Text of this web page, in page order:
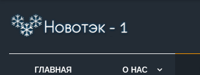
ГЛАВНАЯ О НАС